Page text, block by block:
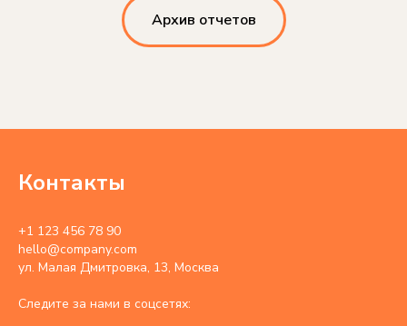
Архив отчетов
Контакты
+1 123 456 78 90
hello@company.com
ул. Малая Дмитровка, 13, Москва
Следите за нами в соцсетях: